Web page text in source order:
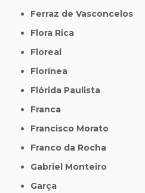
Ferraz de Vasconcelos
Flora Rica
Floreal
Florínea
Flórida Paulista
Franca
Francisco Morato
Franco da Rocha
Gabriel Monteiro
Garça